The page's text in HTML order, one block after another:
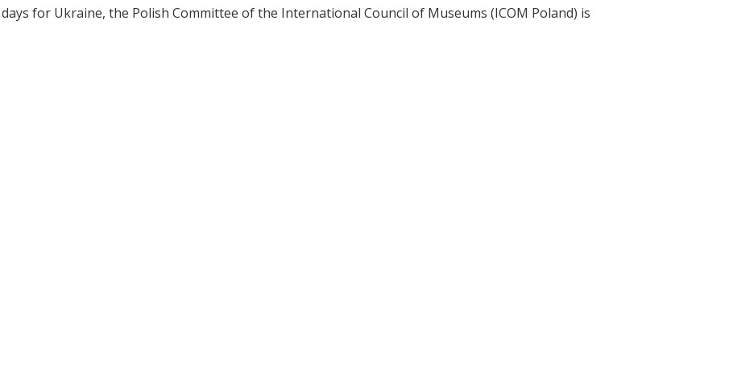
for Ukraine, the Polish Committee of the International Council of Museums (ICOM Poland) is